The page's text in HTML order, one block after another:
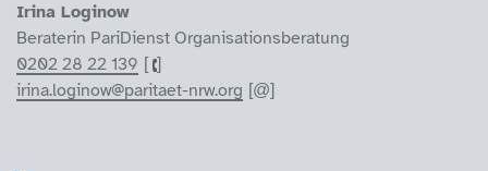
Irina Loginow
Beraterin PariDienst Organisationsberatung
0202 28 22 139
irina.loginow@paritaet-nrw.org